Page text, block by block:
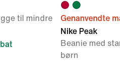
til mindre
Genanvendte
Nike Peak
Beanie med
børn